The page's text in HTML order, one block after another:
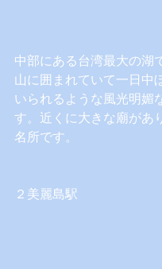
中部にある台湾最大の湖
山に囲まれていて一日中
いられるような風光明媚
す。近くに大きな廟があ
名所です。
２美麗島駅